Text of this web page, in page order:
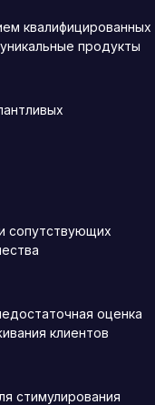
квалифицированных
продукты
сопутствующих
оценка
клиентов
стимулирования